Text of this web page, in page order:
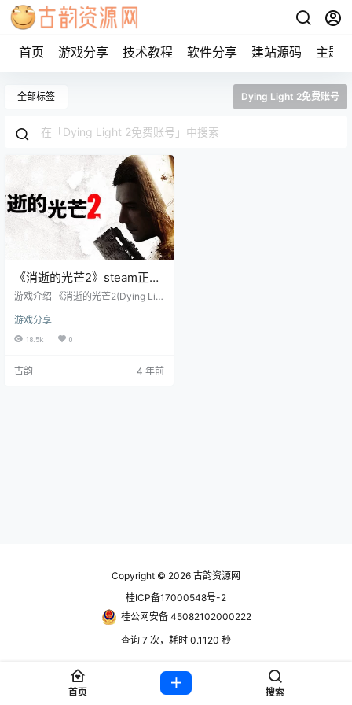
首页 游戏分享 技术教程 软件分享 建站源码 主题
全部标签 Dying Light 2免费账号
《消逝的光芒2》steam正版
离线版共享账号
游戏介绍 《消逝的光芒2(Dying Lig
暗时代。作为人类最后的堡垒之
一，“都市”正处在崩溃的边缘。运用
账号信息 使用前先看离线教程http
游戏分享
18.5k 0
古韵 4 年前
Copyright © 2026 古韵资源网
桂ICP备17000548号-2
桂公网安备 45082102000222
查询 7 次，耗时 0.1120 秒
首页 搜索